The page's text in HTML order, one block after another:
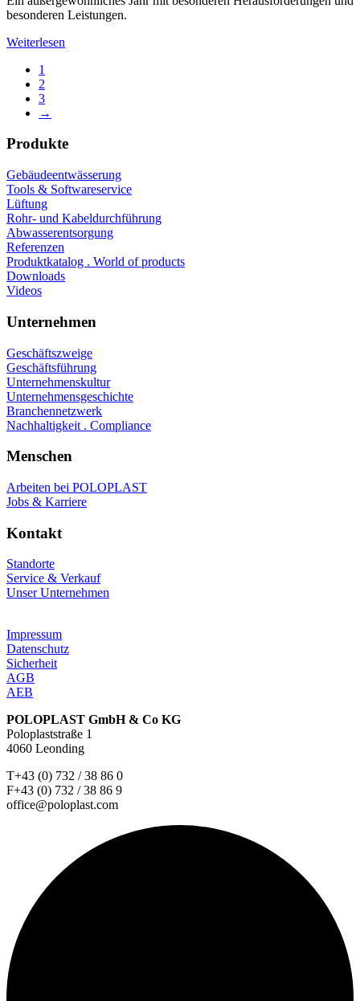
besonderen Leistungen.
Weiterlesen
1
2
3
→
Produkte
Gebäudeentwässerung
Tools & Softwareservice
Lüftung
Rohr- und Kabeldurchführung
Abwasserentsorgung
Referenzen
Produktkatalog . World of products
Downloads
Videos
Unternehmen
Geschäftszweige
Geschäftsführung
Unternehmenskultur
Unternehmensgeschichte
Branchennetzwerk
Nachhaltigkeit . Compliance
Menschen
Arbeiten bei POLOPLAST
Jobs & Karriere
Kontakt
Standorte
Service & Verkauf
Unser Unternehmen
Impressum
Datenschutz
Sicherheit
AGB
AEB
POLOPLAST GmbH & Co KG
Poloplaststraße 1
4060 Leonding
T+43 (0) 732 / 38 86 0
F+43 (0) 732 / 38 86 9
office@poloplast.com